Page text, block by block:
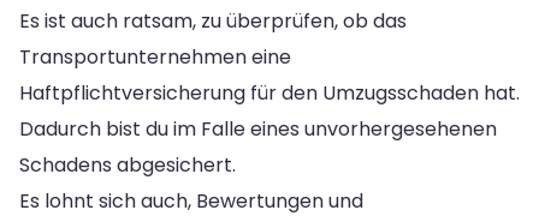
Es ist auch ratsam, zu überprüfen, ob das
Transportunternehmen eine
Haftpflichtversicherung für den Umzugsschaden hat.
Dadurch bist du im Falle eines unvorhergesehenen
Schadens abgesichert.
Es lohnt sich auch, Bewertungen und